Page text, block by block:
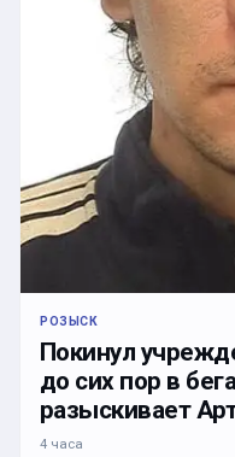
РОЗЫСК
Покинул
до сих пор в
разыскивает
4 часа